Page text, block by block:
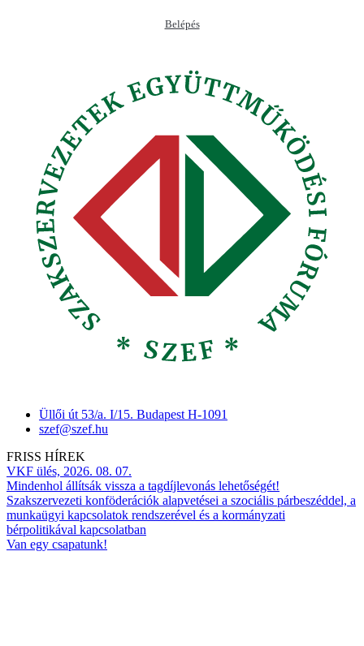
Belépés
Üllői út 53/a. I/15. Budapest H-1091
szef@szef.hu
FRISS HÍREK
VKF ülés, 2026. 08. 07.
Mindenhol állítsák vissza a tagdíjlevonás lehetőségét!
Szakszervezeti konföderációk alapvetései a szociális párbeszéddel, a
munkaügyi kapcsolatok rendszerével és a kormányzati
bérpolitikával kapcsolatban
Van egy csapatunk!